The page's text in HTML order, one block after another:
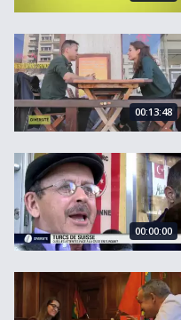
« Paires » pour migrants
00:13:48
Turcs de Suisse : quelles
00:00:00
Le passeport à croix